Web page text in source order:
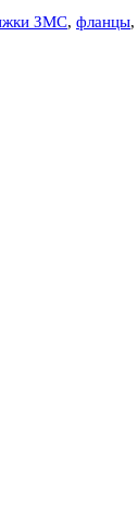
ЗМС, фланцы,